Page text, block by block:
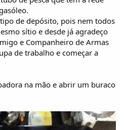
de depósito, pois nem todos
sítio e desde já agradeço
e Companheiro de Armas
de trabalho e começar a
na mão e abrir um buraco